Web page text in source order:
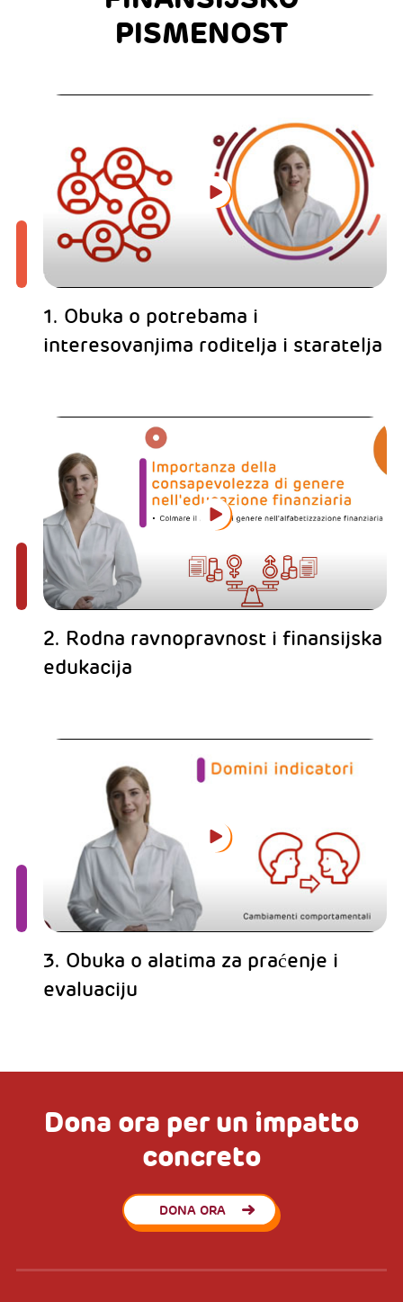
PISMENOST
1. Obuka o potrebama i
interesovanjima roditelja i staratelja
2. Rodna ravnopravnost i finansijska
edukacija
3. Obuka o alatima za praćenje i
evaluaciju
Dona ora per un impatto
concreto
DONA ORA